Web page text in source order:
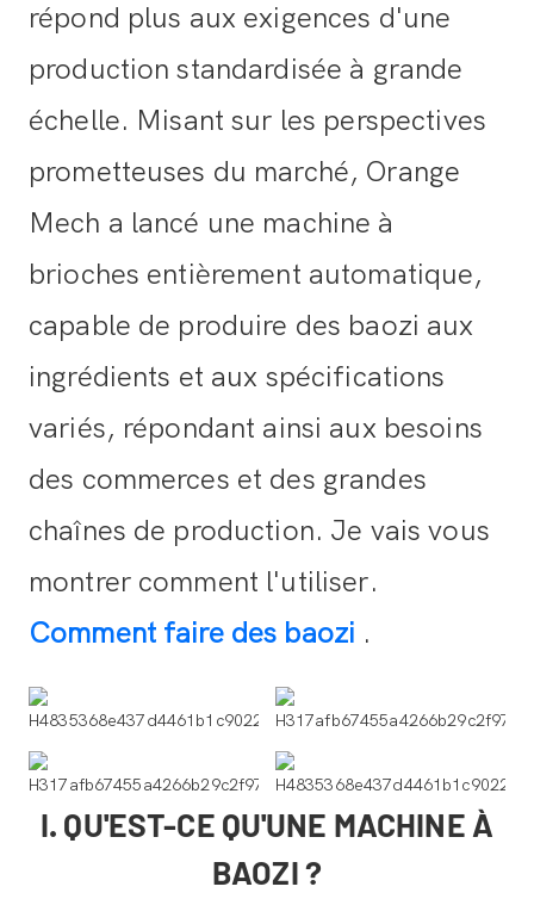
répond plus aux exigences d'une
production standardisée à grande
échelle. Misant sur les perspectives
prometteuses du marché, Orange
Mech a lancé une machine à
brioches entièrement automatique,
capable de produire des baozi aux
ingrédients et aux spécifications
variés, répondant ainsi aux besoins
des commerces et des grandes
chaînes de production. Je vais vous
montrer comment l'utiliser.
Comment faire des baozi .
I. QU'EST-CE QU'UNE MACHINE À
BAOZI ?